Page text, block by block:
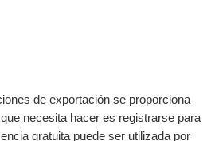
de exportación se proporciona
necesita hacer es registrarse para
gratuita puede ser utilizada por